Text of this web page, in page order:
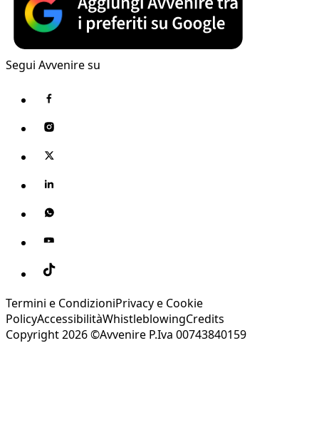
Segui Avvenire su
Termini e CondizioniPrivacy e Cookie
PolicyAccessibilitàWhistleblowingCredits
Copyright 2026 ©Avvenire P.Iva 00743840159